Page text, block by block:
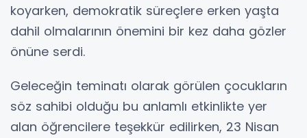
koyarken, demokratik süreçlere erken yaşta
dahil olmalarının önemini bir kez daha gözler
önüne serdi.
Geleceğin teminatı olarak görülen çocukların
söz sahibi olduğu bu anlamlı etkinlikte yer
alan öğrencilere teşekkür edilirken, 23 Nisan